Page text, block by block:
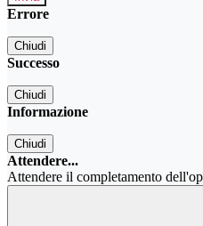
Errore
Chiudi
Successo
Chiudi
Informazione
Chiudi
Attendere...
Attendere il completamento